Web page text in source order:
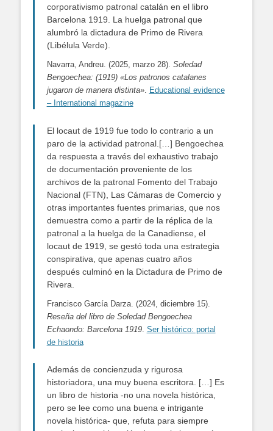
corporativismo patronal catalán en el libro
Barcelona 1919. La huelga patronal que
alumbró la dictadura de Primo de Rivera
(Libélula Verde).
Navarra, Andreu. (2025, marzo 28). Soledad
Bengoechea: (1919) «Los patronos catalanes
jugaron de manera distinta». Educational evidence
– International magazine
El locaut de 1919 fue todo lo contrario a un
paro de la actividad patronal.[…] Bengoechea
da respuesta a través del exhaustivo trabajo
de documentación proveniente de los
archivos de la patronal Fomento del Trabajo
Nacional (FTN), Las Cámaras de Comercio y
otras importantes fuentes primarias, que nos
demuestra como a partir de la réplica de la
patronal a la huelga de la Canadiense, el
locaut de 1919, se gestó toda una estrategia
conspirativa, que apenas cuatro años
después culminó en la Dictadura de Primo de
Rivera.
Francisco García Darza. (2024, diciembre 15).
Reseña del libro de Soledad Bengoechea
Echaondo: Barcelona 1919. Ser histórico: portal
de historia
Además de concienzuda y rigurosa
historiadora, una muy buena escritora. […] Es
un libro de historia -no una novela histórica,
pero se lee como una buena e intrigante
novela histórica- que, refuta para siempre